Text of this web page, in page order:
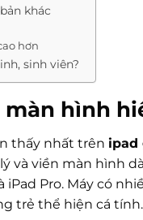
khác
hơn
sinh viên?
màn hình
thấy nhất trên ipad
và viền màn hình
Pro. Máy có
trẻ thể hiện cá tính.